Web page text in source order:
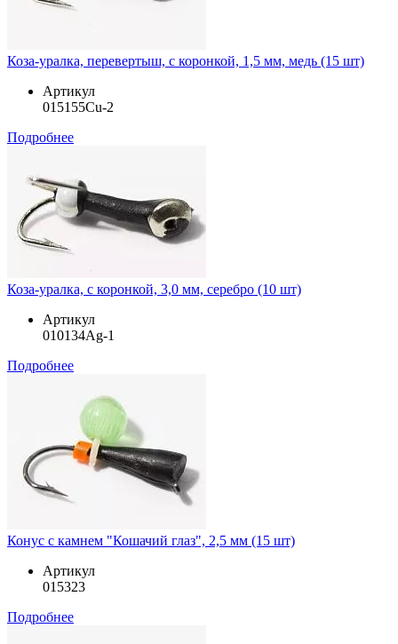
Коза-уралка, перевертыш, с коронкой, 1,5 мм, медь (15 шт)
Артикул
015155Cu-2
Подробнее
Коза-уралка, с коронкой, 3,0 мм, серебро (10 шт)
Артикул
010134Ag-1
Подробнее
Конус с камнем "Кошачий глаз", 2,5 мм (15 шт)
Артикул
015323
Подробнее